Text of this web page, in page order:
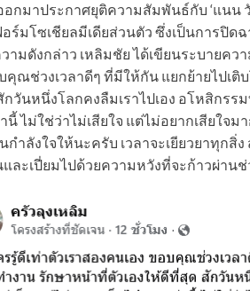
ออกมาประกาศยุติความสัมพันธ์กับ ‘แน
ร์มโซเชียลมีเดียส่วนตัว ซึ่งเป็นการปิด
ามดังกล่าว เหลิมชัย ได้เขียนระบายคว
คุณช่วงเวลาดีๆ ที่มีให้กัน แยกย้ายไปเติ
วันหนึ่งโลกคงลืมเราไปเอง อโหสิกรร
นี้ ไม่ใช่ว่าไม่เสียใจ แต่ไม่อยากเสียใ
กำลังใจให้นะครับ เวลาจะเยียวยาทุก
ละเปี่ยมไปด้วยความหวังที่จะก้าวผ่านช่